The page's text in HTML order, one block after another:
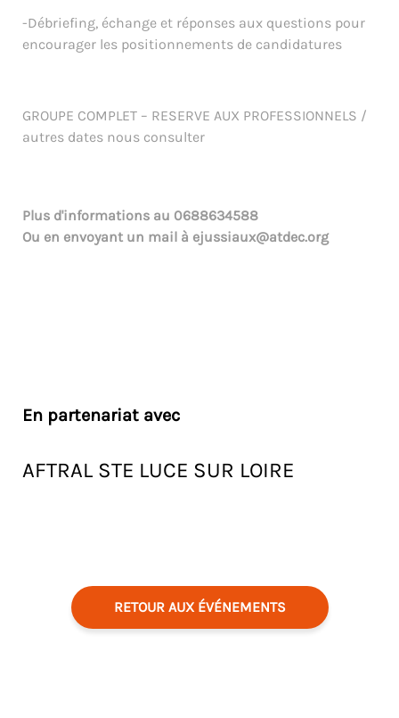
-Débriefing, échange et réponses aux questions pour
encourager les positionnements de candidatures
GROUPE COMPLET – RESERVE AUX PROFESSIONNELS /
autres dates nous consulter
Plus d'informations au 0688634588
Ou en envoyant un mail à ejussiaux@atdec.org
En partenariat avec
AFTRAL STE LUCE SUR LOIRE
RETOUR AUX ÉVÉNEMENTS